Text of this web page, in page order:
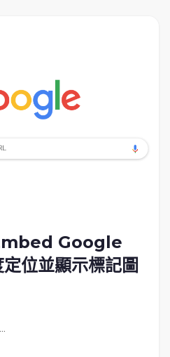
Google
位並顯示標記圖